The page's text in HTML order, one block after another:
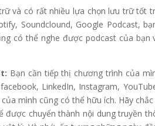
và có rất nhiều lựa chọn lưu trữ tốt
Soundclound, Google Podcast,
có thể nghe được podcast của
Bạn cần tiếp thị chương trình của
LinkedIn, Instagram,
mình cũng có thể hữu ích. Hãy
được chuyển thành nội dung truyền